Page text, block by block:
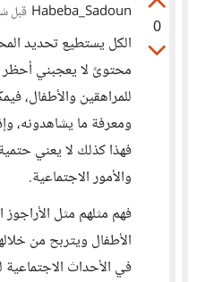
0
Habeba_Sadoun قبل
الكل يستطيع تحديد
محتوىً لا يعجبني أحظر
للمراهقين والأطفال،
ومعرفة ما يشاهدونه،
فهذا كذلك لا يعني
والأمور الاجتماعية.
فهم مثلهم مثل
الأطفال ويتربح من
في الأحداث